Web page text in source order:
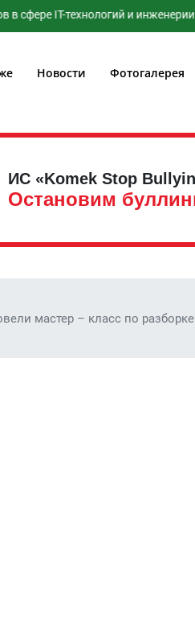
IT-технологий и инженерии
Новости Фотогалерея
ИС «Komek Stop
Остановим
мастер – класс по